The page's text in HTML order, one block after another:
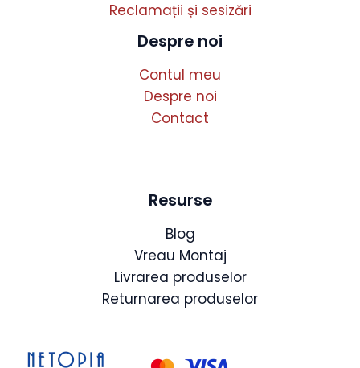
Reclamații și sesizări
Despre noi
Contul meu
Despre noi
Contact
Resurse
Blog
Vreau Montaj
Livrarea produselor
Returnarea produselor